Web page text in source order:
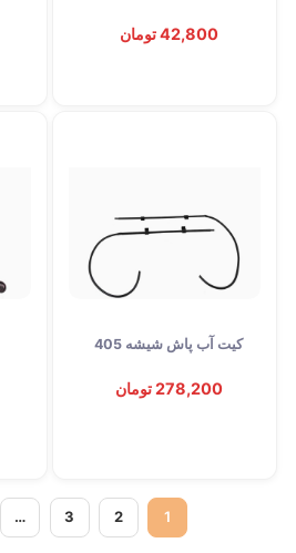
42,800 تومان
کیت آب پاش شیشه 405
278,200 تومان
1
2
3
…